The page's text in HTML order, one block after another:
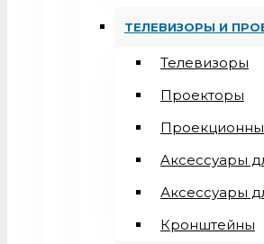
ТЕЛЕВИЗОРЫ И
Телевизоры
Проекторы
Aксессуары
Аксессуары
Кронштейны